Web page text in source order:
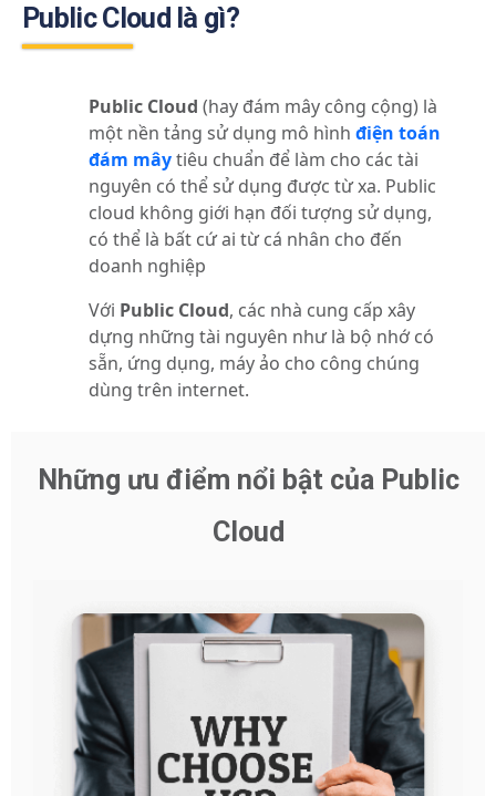
Public Cloud là gì?
Public Cloud (hay đám mây công cộng) là
một nền tảng sử dụng mô hình điện toán
đám mâytiêu chuẩn để làm cho các tài
nguyên có thể sử dụng được từ xa. Public
cloud không giới hạn đối tượng sử dụng,
có thể là bất cứ ai từ cá nhân cho đến
doanh nghiệp
Với Public Cloud, các nhà cung cấp xây
dựng những tài nguyên như là bộ nhớ có
sẵn, ứng dụng, máy ảo cho công chúng
dùng trên internet.
Những ưu điểm nổi bật của Public
Cloud